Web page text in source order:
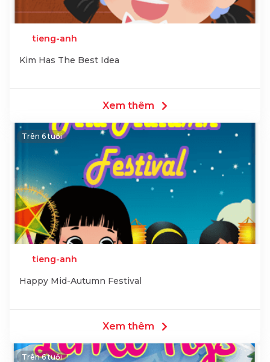
tieng-anh
Kim Has The Best Idea
Xem thêm
Trên 6 tuổi
tieng-anh
Happy Mid-Autumn Festival
Xem thêm
Trên 6 tuổi